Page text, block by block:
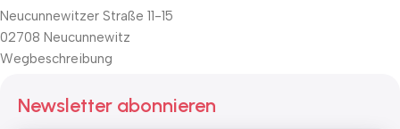
Neucunnewitzer Straße 11-15
02708 Neucunnewitz
Wegbeschreibung
Newsletter abonnieren